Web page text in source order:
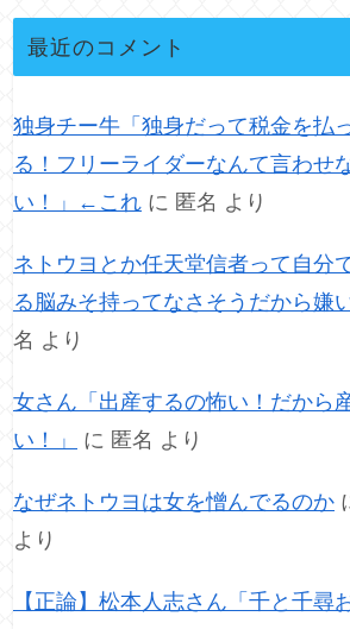
最近のコメント
独身チー牛「独身だって税金を払
る！フリーライダーなんて言わせ
い！」←これ に 匿名 より
ネトウヨとか任天堂信者って自分
る脳みそ持ってなさそうだから嫌
名 より
女さん「出産するの怖い！だから
い！」
に 匿名 より
なぜネトウヨは女を憎んでるのか
より
【正論】松本人志さん「千と千尋